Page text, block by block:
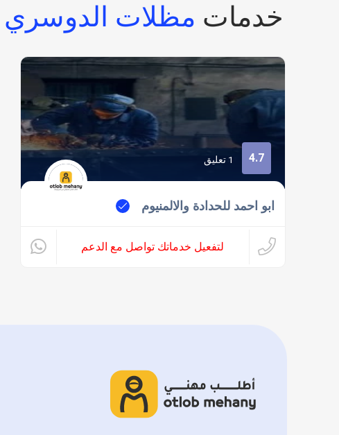
خدمات مظلات الدوسري
4.7 1 تعليق
ابو احمد للحدادة والالمنيوم
لتفعيل خدماتك تواصل مع الدعم